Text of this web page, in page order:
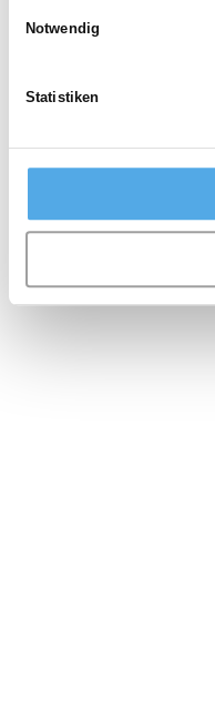
Notwendig
Statistiken